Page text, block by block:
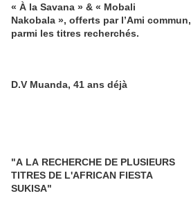
« À la Savana » & « Mobali
Nakobala », offerts par l’Ami commun,
parmi les titres recherchés.
D.V Muanda, 41 ans déjà
"A LA RECHERCHE DE PLUSIEURS
TITRES DE L'AFRICAN FIESTA
SUKISA"